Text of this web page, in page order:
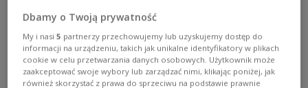
Od jabłek z sadu po sycylijskie cytryny.
Nowe smaki 2026 roku
Szarlotka z jabłek z sadu pani Krysi, pomidory od pana
Kazia czy jajka od pani Stasi. Właśnie takie produkty
coraz częściej trafiają na nasze stoły. Trendy kulinarne
Dbamy o Twoją prywatność
My i nasi5 partnerzy przechowujemy lub uzyskujemy dostęp do
informacji na urządzeniu, takich jak unikalne identyfikatory w plikach
cookie w celu przetwarzania danych osobowych. Użytkownik może
zaakceptować swoje wybory lub zarządzać nimi, klikając poniżej, jak
również skorzystać z prawa do sprzeciwu na podstawie prawnie